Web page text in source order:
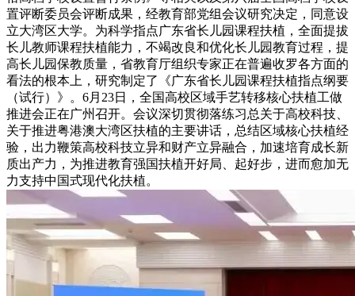
置评断委员会评断成果，经教育部党组会议研究决定，同意设
立大湾区大学。为科学指点广东省长儿园课程扶植，全面提拔
长儿教师课程扶植能力，不竭改良和优化长儿园教育过程，提
高长儿园保教质量，省教育厅组织专家正在普遍收罗各方面的
看法的根本上，研究制定了《广东省长儿园课程扶植指点纲要
（试行）》。6月23日，全国高校区域手艺转移核心扶植工做
推进会正在广州召开。会议深切贯彻落练习总关于高校科技、
关于推进粤港澳大湾区扶植的主要讲话，总结区域核心扶植经
验，出力鞭策高校科技立异和财产立异融合，加速培育成长新
质出产力，为推进教育强国扶植开好局、起好步，进而愈加无
力支持中国式现代化扶植。